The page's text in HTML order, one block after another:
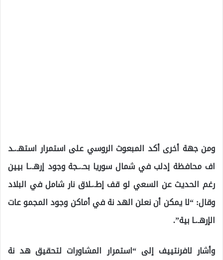
ومن جهة أخرى أكد المبعوث الروسي على استمرار استهـ.ـد
اف محافظة إدلب في شمال سوريا بحـ.ـجة وجود إرهـ.ـا بيين
رغم الحديث عن السعي لو قف إطـ.ـلاق نار شامل في البلاد
وقال: “لا يمكن أن نعلن الهد نة في أماكن وجود المجمو عات
الإرهـ.ـا بية”.
وأشار لافرنتييف إلى “استمرار المشاورات لتحقيق هد نة